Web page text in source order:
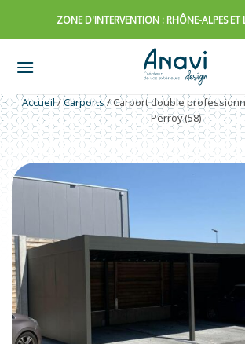
ZONE D'INTERVENTION : RHÔNE-ALPES ET
Accueil/Carports/Carport double
Perroy (58)